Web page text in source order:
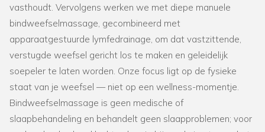
vasthoudt. Vervolgens werken we met diepe manuele
bindweefselmassage, gecombineerd met
apparaatgestuurde lymfedrainage, om dat vastzittende,
verstugde weefsel gericht los te maken en geleidelijk
soepeler te laten worden. Onze focus ligt op de fysieke
staat van je weefsel — niet op een wellness-momentje.
Bindweefselmassage is geen medische of
slaapbehandeling en behandelt geen slaapproblemen; voor